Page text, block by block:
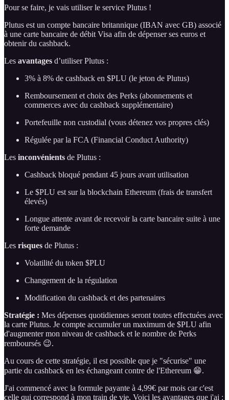
Pour se faire, je vais utiliser le service Plutus !
Plutus est un compte bancaire britannique (IBAN avec GB) associé
à une carte bancaire de débit Visa afin de dépenser ses euros et
obtenir du cashback.
Les avantages d’utiliser Plutus :
3% à 8% de cashback en $PLU (le jeton de Plutus)
Remboursement et choix des Perks (abonnements et
commerces avec du cashback supplémentaire)
Portefeuille non custodial (vous détenez vos propres clés)
Régulée par la FCA (Financial Conduct Authority)
Les inconvénients de Plutus :
Cashback bloqué pendant 45 jours avant utilisation
Le $PLU est sur la blockchain Ethereum (frais de transfert
élevés)
Longue attente avant de recevoir la carte bancaire suite à une
forte demande
Les risques de Plutus :
Volatilité du token $PLU
Changement de la régulation
Modification du cashback et des partenaires
Stratégie : Mes dépenses quotidiennes seront toutes effectuées avec
la carte Plutus. Je compte accumuler un maximum de $PLU afin
d'augmenter mon niveau de cashback et le nombre de Perks
remboursés 😉.
Au cours de cette stratégie, il est possible que je "sécurise" une
partie du cashback en les échangeant contre de l'Ethereum 😁.
J'ai commencé avec la formule payante à 4,99€ par mois car c'est
celle qui correspond à mon train de vie. Voici les avantages que j'ai :